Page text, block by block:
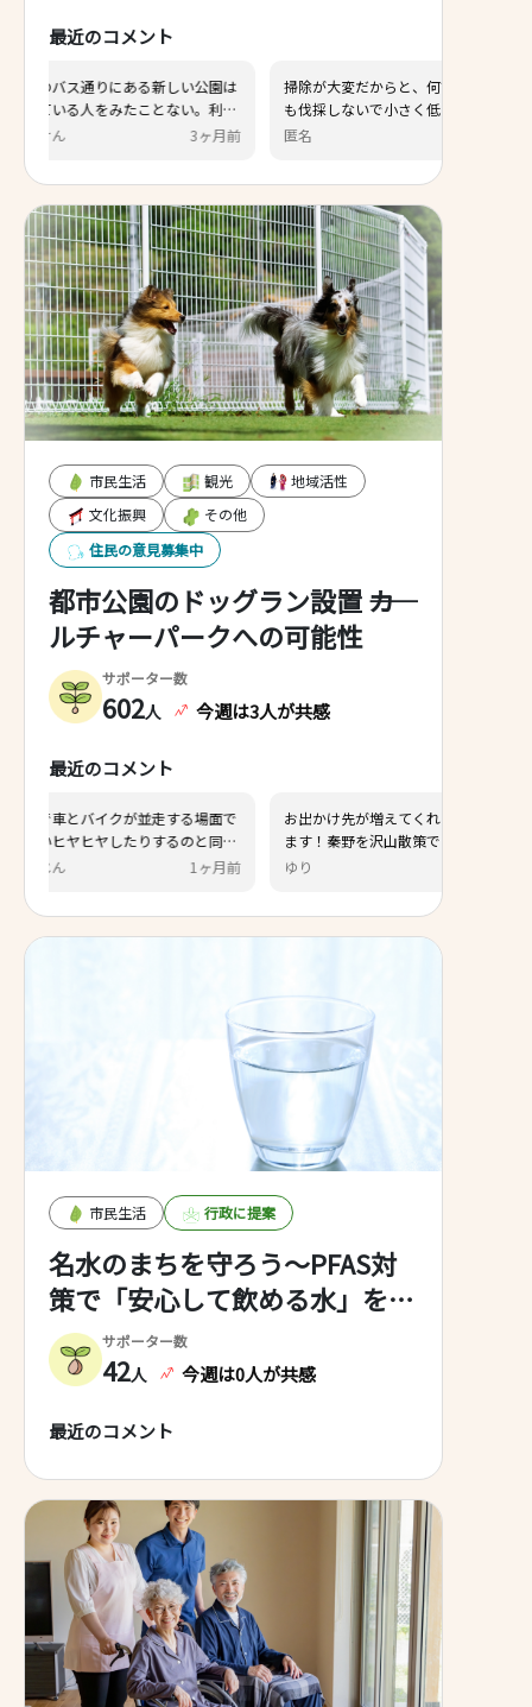
最近のコメント
にある新しい公園は
みたことない。利用
金や人をかけて維
掃除が大変だからと、何でもかんで
も伐採しないで小さく低く剪定すれ
ば良い 砂埃を止めていた木がなくな
匿名
市民生活 観光
地域活性
文化振興
その他
住民の意見募集中
都市公園のドッグラン設置 ――カ
ルチャーパークへの可能性
サポーター数
602人 今週は3人が共感
最近のコメント
クが並走する場面で
したりするのと同
を散歩中の飼い主
ャーパークに行く
よく利用出来るよ
お出かけ先が増えてくれると助かり
ます！秦野を沢山散策できたら嬉し
いです。
ゆり
市民生活 行政に提案
名水のまちを守ろう～PFAS対
策で「安心して飲める水」を次
の世代へ～ （※PFAS：撥水・
撥油・耐熱性をもつ人工化学物
く蓄積しやすい）
サポーター数
42人 今週は0人が共感
最近のコメント